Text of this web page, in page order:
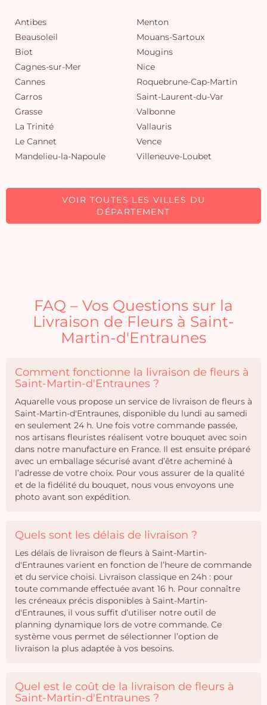
Antibes
Beausoleil
Biot
Cagnes-sur-Mer
Cannes
Carros
Grasse
La Trinité
Le Cannet
Mandelieu-la-Napoule
Menton
Mouans-Sartoux
Mougins
Nice
Roquebrune-Cap-Martin
Saint-Laurent-du-Var
Valbonne
Vallauris
Vence
Villeneuve-Loubet
VOIR TOUTES LES VILLES DU
DÉPARTEMENT
FAQ – Vos Questions sur la
Livraison de Fleurs à Saint-
Martin-d'Entraunes
Comment fonctionne la livraison de fleurs à
Saint-Martin-d'Entraunes ?
Aquarelle vous propose un service de livraison de fleurs à
Saint-Martin-d'Entraunes, disponible du lundi au samedi
en seulement 24 h. Une fois votre commande passée,
nos artisans fleuristes réalisent votre bouquet avec soin
dans notre manufacture en France. Il est ensuite préparé
avec un emballage sécurisé avant d’être acheminé à
l’adresse de votre choix. Pour vous assurer de la qualité
et de la fidélité du bouquet, nous vous envoyons une
photo avant son expédition.
Quels sont les délais de livraison ?
Les délais de livraison de fleurs à Saint-Martin-
d'Entraunes varient en fonction de l’heure de commande
et du service choisi. Livraison classique en 24h : pour
toute commande effectuée avant 16 h. Pour connaître
les créneaux précis disponibles à Saint-Martin-
d'Entraunes, il vous suffit d’utiliser notre outil de
planning dynamique lors de votre commande. Ce
système vous permet de sélectionner l’option de
livraison la plus adaptée à vos besoins.
Quel est le coût de la livraison de fleurs à
Saint-Martin-d'Entraunes ?